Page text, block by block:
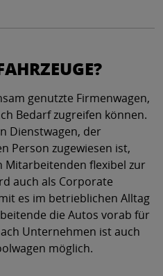
genutzte Firmenwagen,
Bedarf zugreifen können.
Dienstwagen, der
Person zugewiesen ist,
Mitarbeitenden flexibel zur
auch als Corporate
es im betrieblichen Alltag
die Autos vorab für
Unternehmen ist auch
möglich.